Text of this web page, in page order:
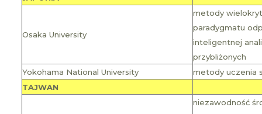
Osaka University
metody
paradygmatu
inteligentnej
przybliżonych
Yokohama National University
metody uczenia
TAJWAN
niezawodność